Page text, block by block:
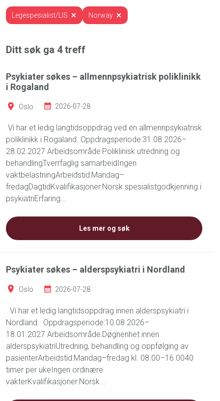
Legespesialist/LIS Norway
Ditt søk ga 4treff
Psykiater søkes – allmennpsykiatrisk poliklinikk
i Rogaland
Oslo 2026-07-28
Vi har et ledig langtidsoppdrag ved en allmennpsykiatrisk
poliklinikk i Rogaland. Oppdragsperiode:31.08.2026–
28.02.2027 Arbeidsområde:Poliklinisk utredning og
behandlingTverrfaglig samarbeidIngen
vaktbelastningArbeidstid:Mandag–
fredagDagtidKvalifikasjoner:Norsk spesialistgodkjenning i
psykiatriErfaring...
Les mer og søk
Psykiater søkes – alderspsykiatri i Nordland
Oslo 2026-07-28
Vi har et ledig langtidsoppdrag innen alderspsykiatri i
Nordland. Oppdragsperiode:10.08.2026–
18.01.2027 Arbeidsområde:Døgnenhet innen
alderspsykiatriUtredning, behandling og oppfølging av
pasienterArbeidstid:Mandag–fredag kl. 08.00–16.0040
timer per ukeIngen ordinære
vakterKvalifikasjoner:Norsk...